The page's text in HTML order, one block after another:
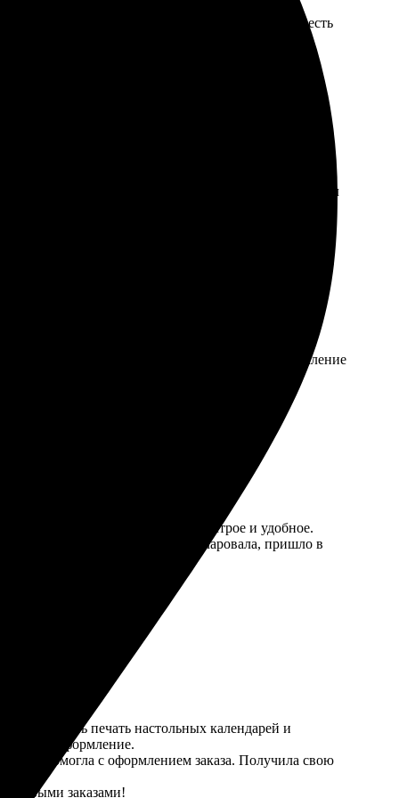
ожидания, качество отличное! Круто, что есть
прост: выбрал шаблон, загрузил картинки и оформил
свои снимки, выбирал макет, ждал уведомление
и отличный результат!
понятно, оформление заказа быстрое и удобное.
и стильные! Доставка не разочаровала, пришло в
знакомым!
печать настольных календарей и
стиль и оформление.
и помогла с оформлением заказа. Получила свою
новыми заказами!